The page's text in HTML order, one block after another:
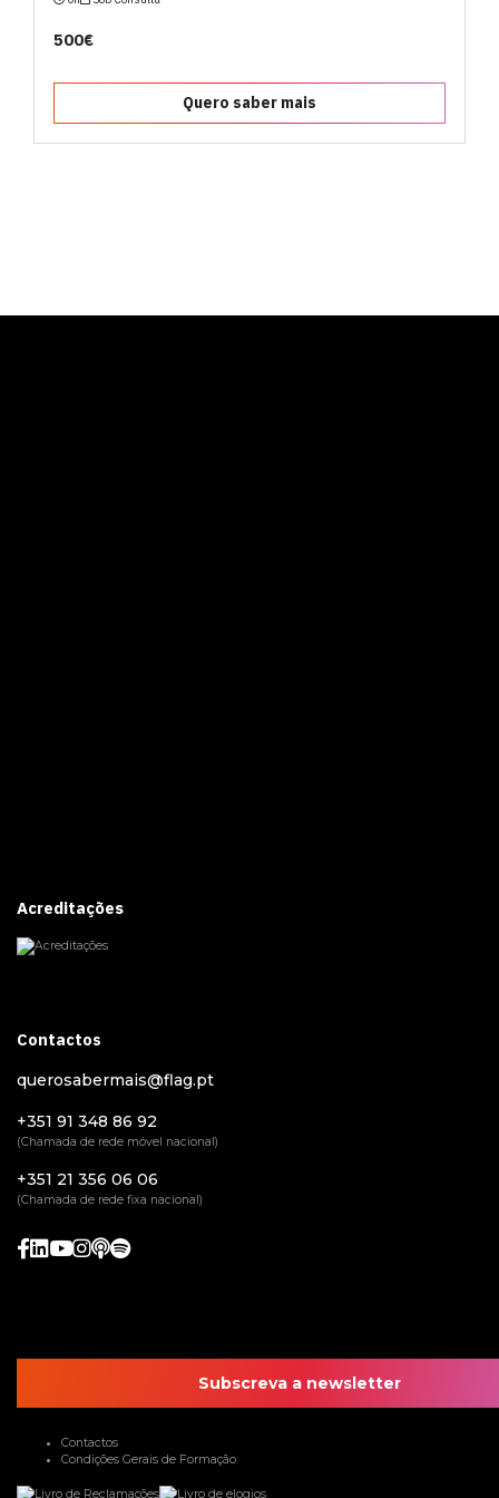
500€
Quero saber mais
Acreditações
Contactos
querosabermais@flag.pt
+351 91 348 86 92
(Chamada de rede móvel nacional)
+351 21 356 06 06
(Chamada de rede fixa nacional)
Subscreva a newsletter
Contactos
Condições Gerais de Formação